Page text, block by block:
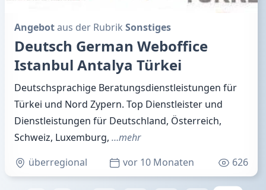
Angebotaus der Rubrik Sonstiges
Deutsch German Weboffice
Istanbul Antalya Türkei
Deutschsprachige Beratungsdienstleistungen für
Türkei und Nord Zypern. Top Dienstleister und
Dienstleistungen für Deutschland, Österreich,
Schweiz, Luxemburg, …mehr
überregional
vor 10 Monaten 626